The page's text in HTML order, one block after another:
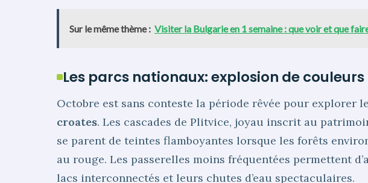
Sur le même thème : Visiter la Bulgarie en 1 semaine : que voir et que
Les parcs nationaux: explosion de
Octobre est sans conteste la période rêvée pour explorer
croates. Les cascades de Plitvice, joyau inscrit au
se parent de teintes flamboyantes lorsque les forêts
au rouge. Les passerelles moins fréquentées permettent
lacs interconnectés et leurs chutes d’eau spectaculaires.